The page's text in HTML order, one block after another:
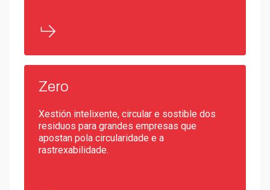
Zero
Xestión intelixente, circular e sostible dos
residuos para grandes empresas que
apostan pola circularidade e a
rastrexabilidade.